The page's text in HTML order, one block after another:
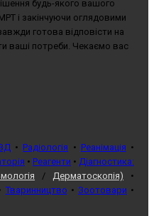
будь-якого вашого
і закінчуючи оглядовими
готова відповісти на
ваші потреби. Чекаємо вас
•Радіологія • Реанімація •
• Реагенти • Діагностика:
/ Дерматоскопія) •
Тваринництво • Зоотовари •